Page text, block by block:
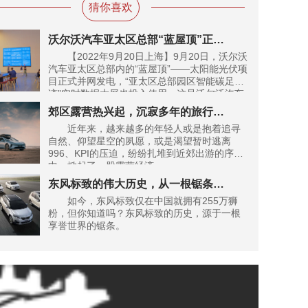
猜你喜欢
沃尔沃汽车亚太区总部“蓝屋顶”正式并网发电
【2022年9月20日上海】9月20日，沃尔沃
汽车亚太区总部内的“蓝屋顶”——太阳能光伏项
目正式并网发电，“亚太区总部园区智能碳足
迹”实时数据大屏也投入使用。这是沃尔沃汽车
亚太区总部自2022年起实现电能碳中和后，在
可持续运营领域所取得的最新进展。
郊区露营热兴起，沉寂多年的旅行车将在国内迎来春天？
近年来，越来越多的年轻人或是抱着追寻
自然、仰望星空的夙愿，或是渴望暂时逃离
996、KPI的压迫，纷纷扎堆到近郊出游的序列
中，掀起了一股露营经济。
东风标致的伟大历史，从一根锯条开始
如今，东风标致仅在中国就拥有255万狮
粉，但你知道吗？东风标致的历史，源于一根
享誉世界的锯条。